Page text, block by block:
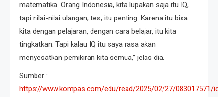
matematika. Orang Indonesia, kita lupakan saja itu IQ,
tapi nilai-nilai ulangan, tes, itu penting. Karena itu bisa
kita dengan pelajaran, dengan cara belajar, itu kita
tingkatkan. Tapi kalau IQ itu saya rasa akan
menyesatkan pemikiran kita semua,” jelas dia.
Sumber :
https://www.kompas.com/edu/read/2025/02/27/083017571/